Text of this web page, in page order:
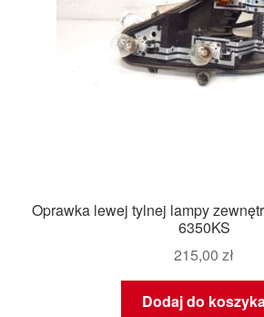
Oprawka lewej tylnej lampy
6350KS
215,00 zł
Dodaj do